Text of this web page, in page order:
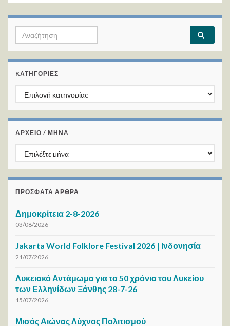
Search for:
KΑΤΗΓΟΡΊΕΣ
Kατηγορίες
ΑΡΧΕΙΟ / ΜΗΝΑ
ΑΡΧΕΙΟ / ΜΗΝΑ
ΠΡΌΣΦΑΤΑ ΆΡΘΡΑ
Δημοκρίτεια 2-8-2026
03/08/2026
Jakarta World Folklore Festival 2026 | Ινδονησία
21/07/2026
Λυκειακό Αντάμωμα για τα 50 χρόνια του Λυκείου
των Ελληνίδων Ξάνθης 28-7-26
15/07/2026
Μισός Αιώνας Λύχνος Πολιτισμού